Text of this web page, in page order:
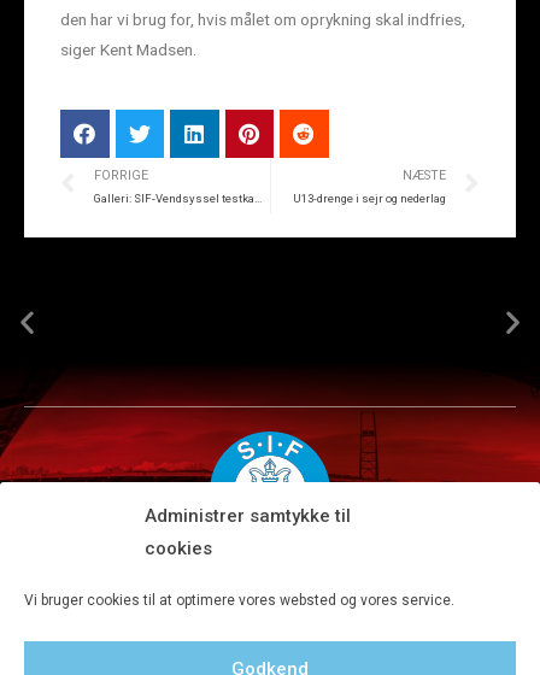
Administrer samtykke til
cookies
Vi bruger cookies til at optimere vores websted og vores service.
Godkend
den har vi brug for, hvis målet om oprykning skal indfries,
siger Kent Madsen.
FORRIGE NÆSTE
U13-drenge i sejr og nederlag